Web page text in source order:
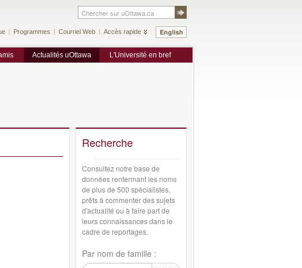
English
Programmes Courriel Web Accès rapide
Actualités uOttawa L'Université en bref
Recherche
Consultez notre base de
données renfermant les noms
de plus de 500 spécialistes,
prêts à commenter des sujets
d'actualité ou à faire part de
leurs connaissances dans le
cadre de reportages.
Par nom de famille :